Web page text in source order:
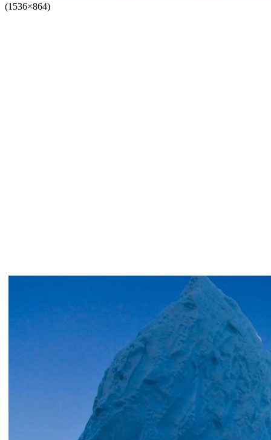
(1536×864)